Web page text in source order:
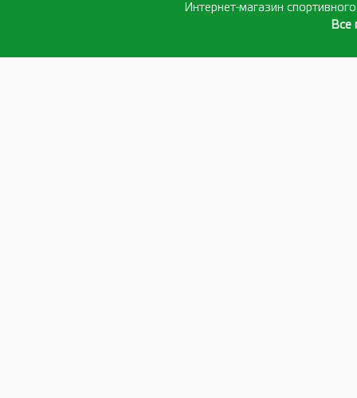
Интернет-магазин
Все